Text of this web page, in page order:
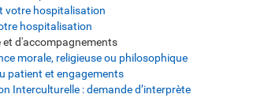
votre hospitalisation
hospitalisation
et d'accompagnements
morale, religieuse ou philosophique
patient et engagements
Interculturelle : demande d’interprète